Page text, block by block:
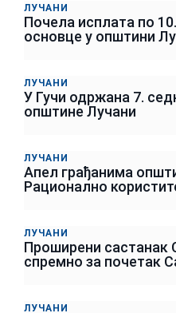
ЛУЧАНИ
Почела исплата по
основце у општини
ЛУЧАНИ
У Гучи одржана 7.
општине Лучани
ЛУЧАНИ
Апел грађанима
Рационално
ЛУЧАНИ
Проширени састанак
спремно за почетак
ЛУЧАНИ